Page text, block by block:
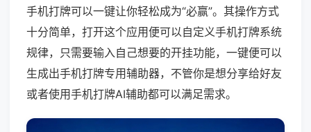
手机打牌可以一键让你轻松成为“必赢”。其操作方式
十分简单，打开这个应用便可以自定义手机打牌系统
规律，只需要输入自己想要的开挂功能，一键便可以
生成出手机打牌专用辅助器，不管你是想分享给好友
或者使用手机打牌AI辅助都可以满足需求。